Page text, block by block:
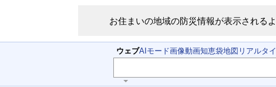
お住まいの地域の防災情報が表示される
検
索
ウェブAIモード画像動画知恵袋地図 リアルタ